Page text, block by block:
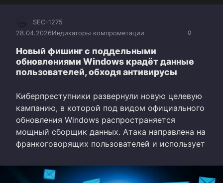
0
SEC-1275
28.04.2026Индикаторы компрометации
Новый фишинг с поддельными
обновлениями Windows крадёт данные
пользователей, обходя антивирусы
Киберпреступники развернули новую целевую
кампанию, в которой под видом официального
обновления Windows распространяется
мощный сборщик данных. Атака направлена на
франкоговорящих пользователей и использует